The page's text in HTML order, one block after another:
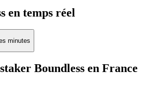
en temps réel
minutes
Boundless en France